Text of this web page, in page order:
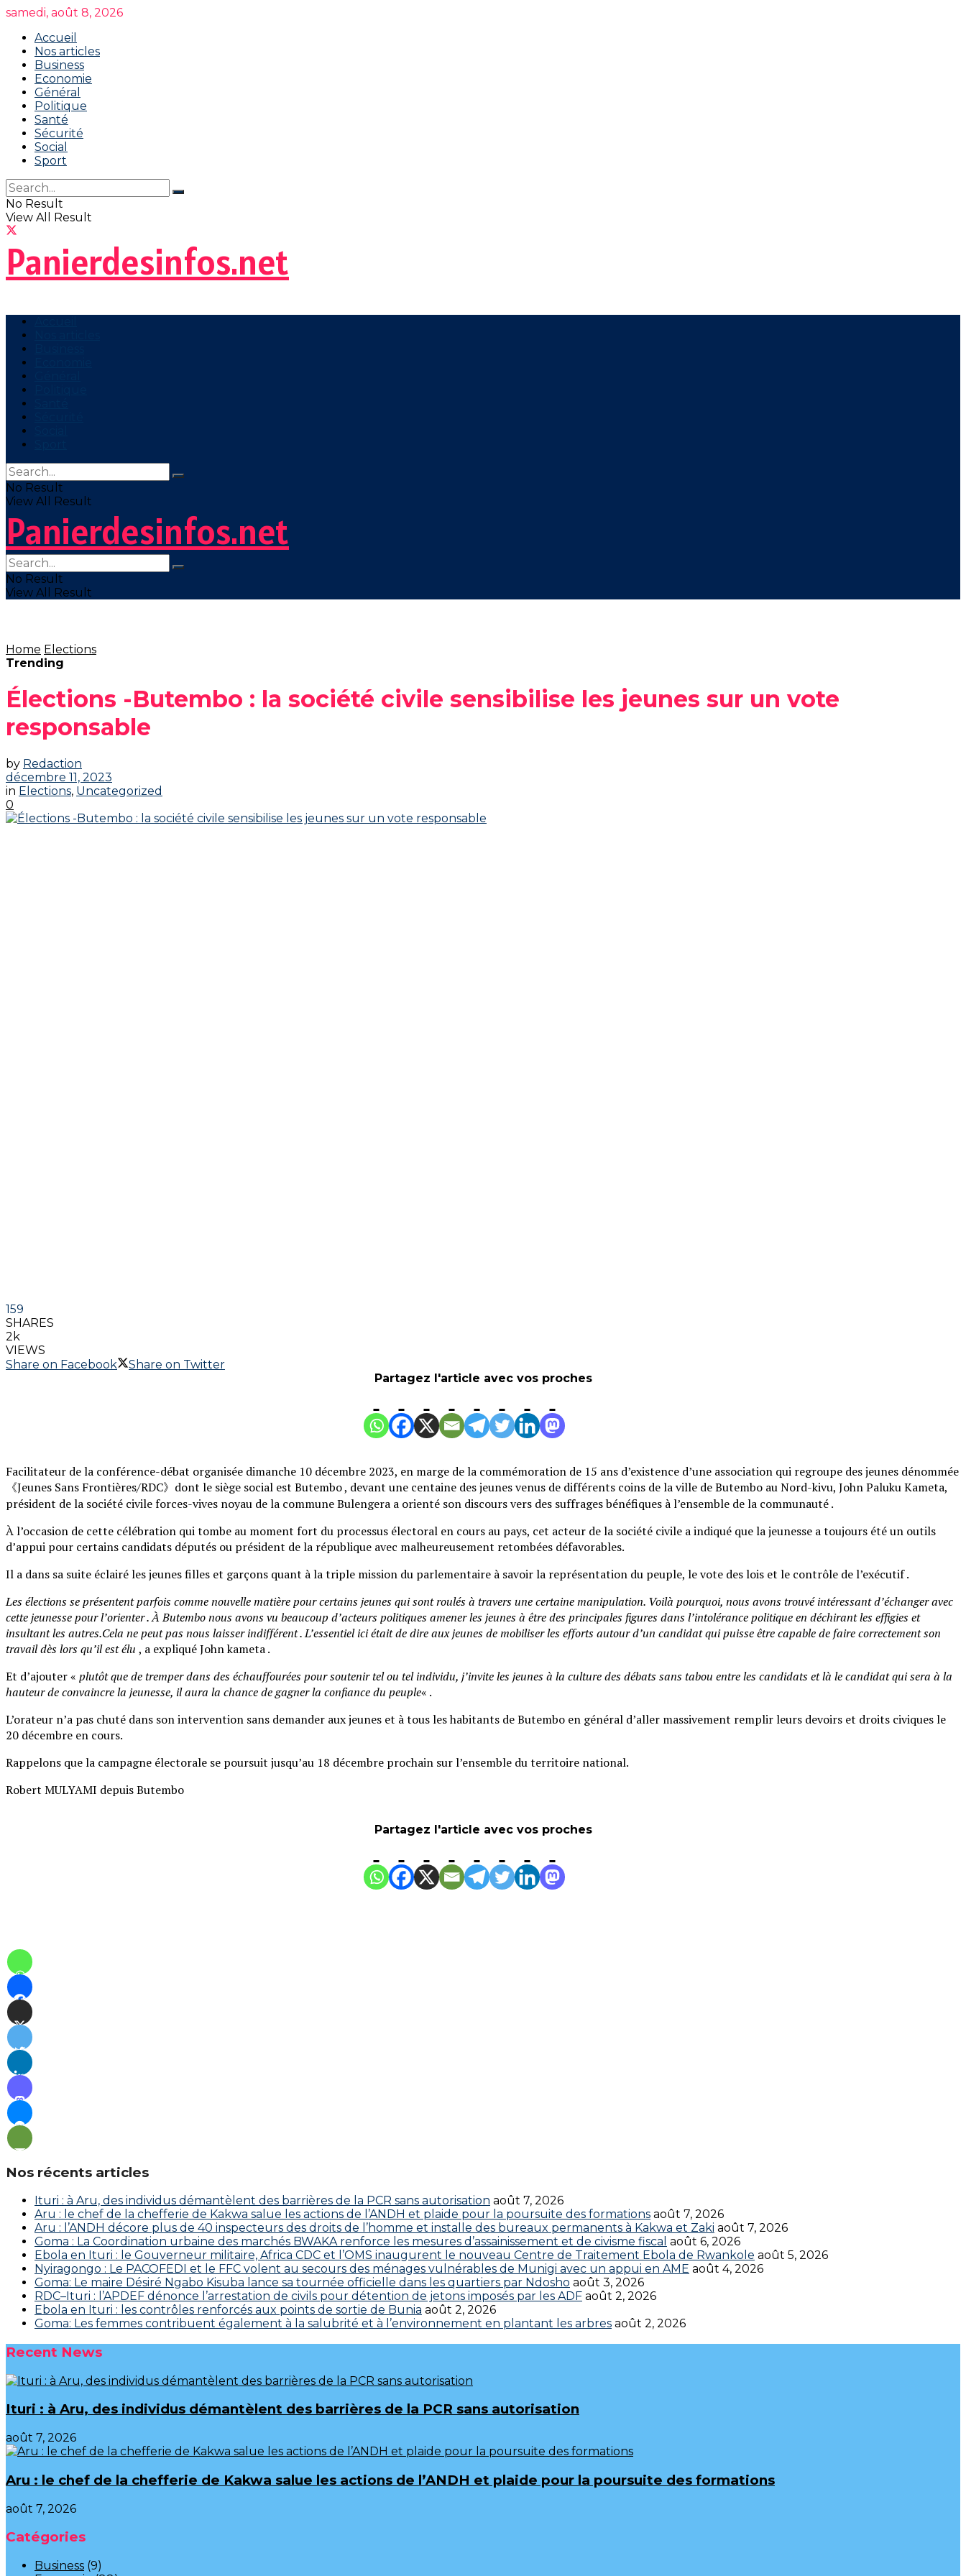
samedi, août 8, 2026
Accueil
Nos articles
Business
Economie
Général
Politique
Santé
Sécurité
Social
Sport
No Result
View All Result
Panierdesinfos.net
No Result
View All Result
Panierdesinfos.net
No Result
View All Result
Home Elections
Trending
Élections -Butembo : la société civile sensibilise les jeunes sur un vote
responsable
by Redaction
décembre 11, 2023
in Elections, Uncategorized
0
159
SHARES
2k
VIEWS
Share on Facebook
Share on Twitter
Partagez l'article avec vos proches
Facilitateur de la conférence-débat organisée dimanche 10 décembre 2023, en marge de la commémoration de 15 ans d’existence d’une association qui regroupe des jeunes dénommée
《Jeunes Sans Frontières/RDC》dont le siège social est Butembo , devant une centaine des jeunes venus de différents coins de la ville de Butembo au Nord-kivu, John Paluku Kameta,
président de la société civile forces-vives noyau de la commune Bulengera a orienté son discours vers des suffrages bénéfiques à l’ensemble de la communauté .
À l’occasion de cette célébration qui tombe au moment fort du processus électoral en cours au pays, cet acteur de la société civile a indiqué que la jeunesse a toujours été un outils
d’appui pour certains candidats députés ou président de la république avec malheureusement retombées défavorables.
Il a dans sa suite éclairé les jeunes filles et garçons quant à la triple mission du parlementaire à savoir la représentation du peuple, le vote des lois et le contrôle de l’exécutif .
Les élections se présentent parfois comme nouvelle matière pour certains jeunes qui sont roulés à travers une certaine manipulation. Voilà pourquoi, nous avons trouvé intéressant d’échanger avec
cette jeunesse pour l’orienter . À Butembo nous avons vu beaucoup d’acteurs politiques amener les jeunes à être des principales figures dans l’intolérance politique en déchirant les effigies et
insultant les autres.Cela ne peut pas nous laisser indifférent . L’essentiel ici était de dire aux jeunes de mobiliser les efforts autour d’un candidat qui puisse être capable de faire correctement son
travail dès lors qu’il est élu , a expliqué John kameta .
Et d’ajouter « plutôt que de tremper dans des échauffourées pour soutenir tel ou tel individu, j’invite les jeunes à la culture des débats sans tabou entre les candidats et là le candidat qui sera à la
hauteur de convaincre la jeunesse, il aura la chance de gagner la confiance du peuple« .
L’orateur n’a pas chuté dans son intervention sans demander aux jeunes et à tous les habitants de Butembo en général d’aller massivement remplir leurs devoirs et droits civiques le
20 décembre en cours.
Rappelons que la campagne électorale se poursuit jusqu’au 18 décembre prochain sur l’ensemble du territoire national.
Robert MULYAMI depuis Butembo
Partagez l'article avec vos proches
Nos récents articles
Ituri : à Aru, des individus démantèlent des barrières de la PCR sans autorisation août 7, 2026
Aru : le chef de la chefferie de Kakwa salue les actions de l’ANDH et plaide pour la poursuite des formations août 7, 2026
Aru : l’ANDH décore plus de 40 inspecteurs des droits de l’homme et installe des bureaux permanents à Kakwa et Zaki août 7, 2026
Goma : La Coordination urbaine des marchés BWAKA renforce les mesures d’assainissement et de civisme fiscal août 6, 2026
Ebola en Ituri : le Gouverneur militaire, Africa CDC et l’OMS inaugurent le nouveau Centre de Traitement Ebola de Rwankole août 5, 2026
‎Nyiragongo : Le PACOFEDI et le FFC volent au secours des ménages vulnérables de Munigi avec un appui en AME‎‎ août 4, 2026
Goma: Le maire Désiré Ngabo Kisuba lance sa tournée officielle dans les quartiers par Ndosho août 3, 2026
RDC–Ituri : l’APDEF dénonce l’arrestation de civils pour détention de jetons imposés par les ADF août 2, 2026
Ebola en Ituri : les contrôles renforcés aux points de sortie de Bunia août 2, 2026
Goma: Les femmes contribuent également à la salubrité et à l’environnement en plantant les arbres août 2, 2026
Recent News
Ituri : à Aru, des individus démantèlent des barrières de la PCR sans autorisation
août 7, 2026
Aru : le chef de la chefferie de Kakwa salue les actions de l’ANDH et plaide pour la poursuite des formations
août 7, 2026
Catégories
Business (9)